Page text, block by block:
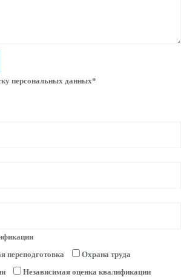
персональных данных*
переподготовка
Охрана труда
Независимая оценка квалификации